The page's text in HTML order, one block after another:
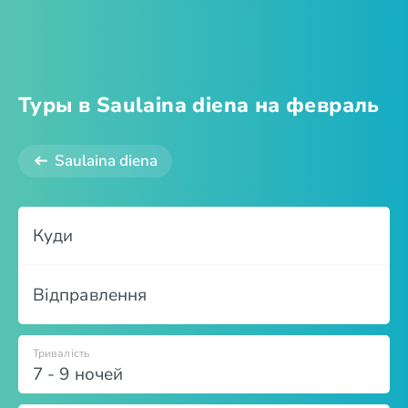
Туры в Saulaina diena на февраль
Saulaina diena
Куди
Відправлення
7 - 9 ночей
Тривалість